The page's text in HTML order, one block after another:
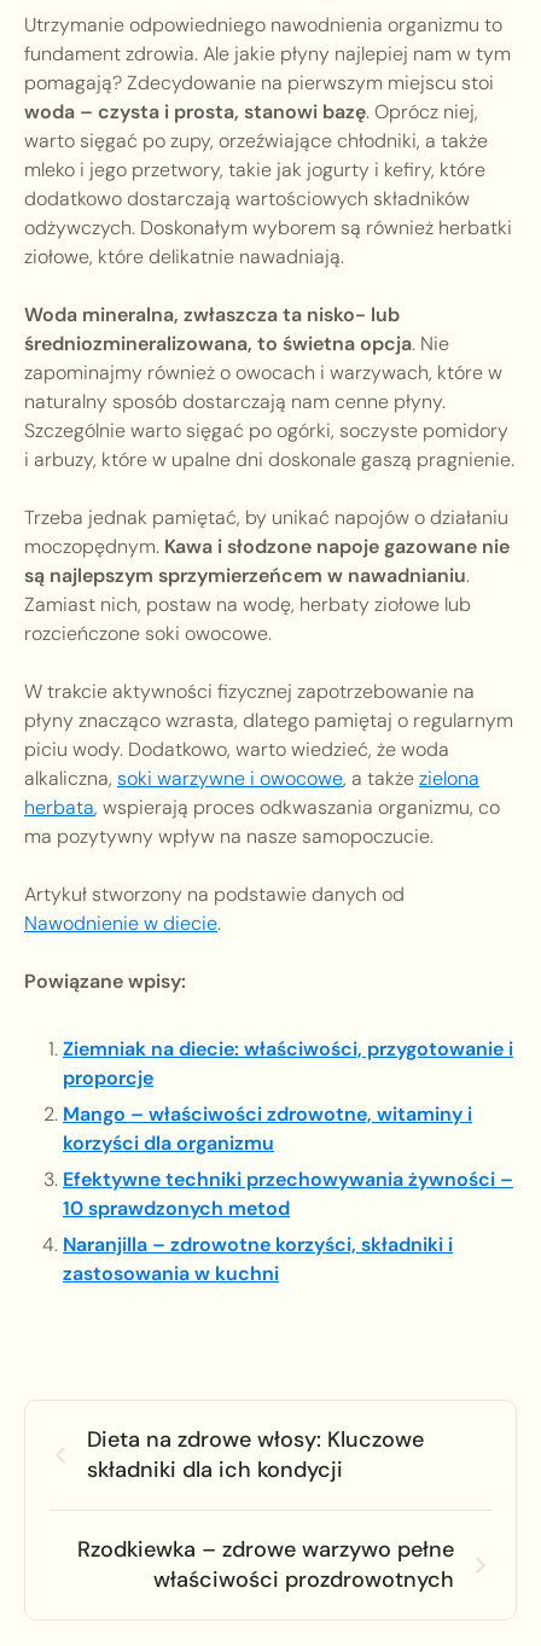
Utrzymanie odpowiedniego nawodnienia organizmu to
fundament zdrowia. Ale jakie płyny najlepiej nam w tym
pomagają? Zdecydowanie na pierwszym miejscu stoi
woda – czysta i prosta, stanowi bazę. Oprócz niej,
warto sięgać po zupy, orzeźwiające chłodniki, a także
mleko i jego przetwory, takie jak jogurty i kefiry, które
dodatkowo dostarczają wartościowych składników
odżywczych. Doskonałym wyborem są również herbatki
ziołowe, które delikatnie nawadniają.
Woda mineralna, zwłaszcza ta nisko- lub
średniozmineralizowana, to świetna opcja. Nie
zapominajmy również o owocach i warzywach, które w
naturalny sposób dostarczają nam cenne płyny.
Szczególnie warto sięgać po ogórki, soczyste pomidory
i arbuzy, które w upalne dni doskonale gaszą pragnienie.
Trzeba jednak pamiętać, by unikać napojów o działaniu
moczopędnym. Kawa i słodzone napoje gazowane nie
są najlepszym sprzymierzeńcem w nawadnianiu.
Zamiast nich, postaw na wodę, herbaty ziołowe lub
rozcieńczone soki owocowe.
W trakcie aktywności fizycznej zapotrzebowanie na
płyny znacząco wzrasta, dlatego pamiętaj o regularnym
piciu wody. Dodatkowo, warto wiedzieć, że woda
alkaliczna, soki warzywne i owocowe, a takżezielona
herbata, wspierają proces odkwaszania organizmu, co
ma pozytywny wpływ na nasze samopoczucie.
Artykuł stworzony na podstawie danych od
Nawodnienie w diecie.
Powiązane wpisy:
Ziemniak na diecie: właściwości, przygotowanie i
proporcje
Mango – właściwości zdrowotne, witaminy i
korzyści dla organizmu
Efektywne techniki przechowywania żywności –
10 sprawdzonych metod
Naranjilla – zdrowotne korzyści, składniki i
zastosowania w kuchni
Dieta na zdrowe włosy: Kluczowe
składniki dla ich kondycji
Rzodkiewka – zdrowe warzywo pełne
właściwości prozdrowotnych